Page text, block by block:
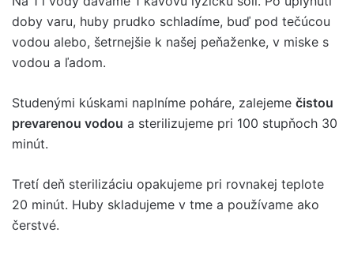
doby varu, huby prudko schladíme, buď pod tečúcou
vodou alebo, šetrnejšie k našej peňaženke, v miske s
vodou a ľadom.
Studenými kúskami naplníme poháre, zalejeme čistou
prevarenou vodou a sterilizujeme pri 100 stupňoch 30
minút.
Tretí deň sterilizáciu opakujeme pri rovnakej teplote
20 minút. Huby skladujeme v tme a používame ako
čerstvé.